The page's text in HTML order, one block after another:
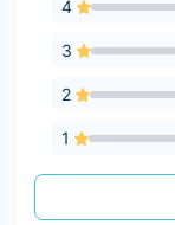
4
3
2
1